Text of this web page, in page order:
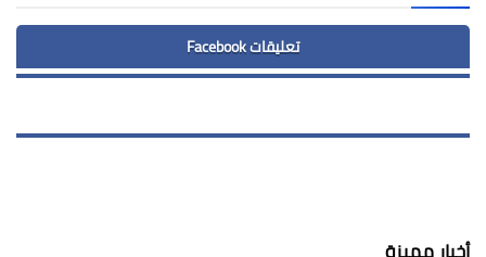
تعليقات Facebook